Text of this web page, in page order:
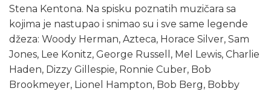
Stena Kentona. Na spisku poznatih muzičara sa
kojima je nastupao i snimao su i sve same legende
džeza: Woody Herman, Azteca, Horace Silver, Sam
Jones, Lee Konitz, George Russell, Mel Lewis, Charlie
Haden, Dizzy Gillespie, Ronnie Cuber, Bob
Brookmeyer, Lionel Hampton, Bob Berg, Bobby